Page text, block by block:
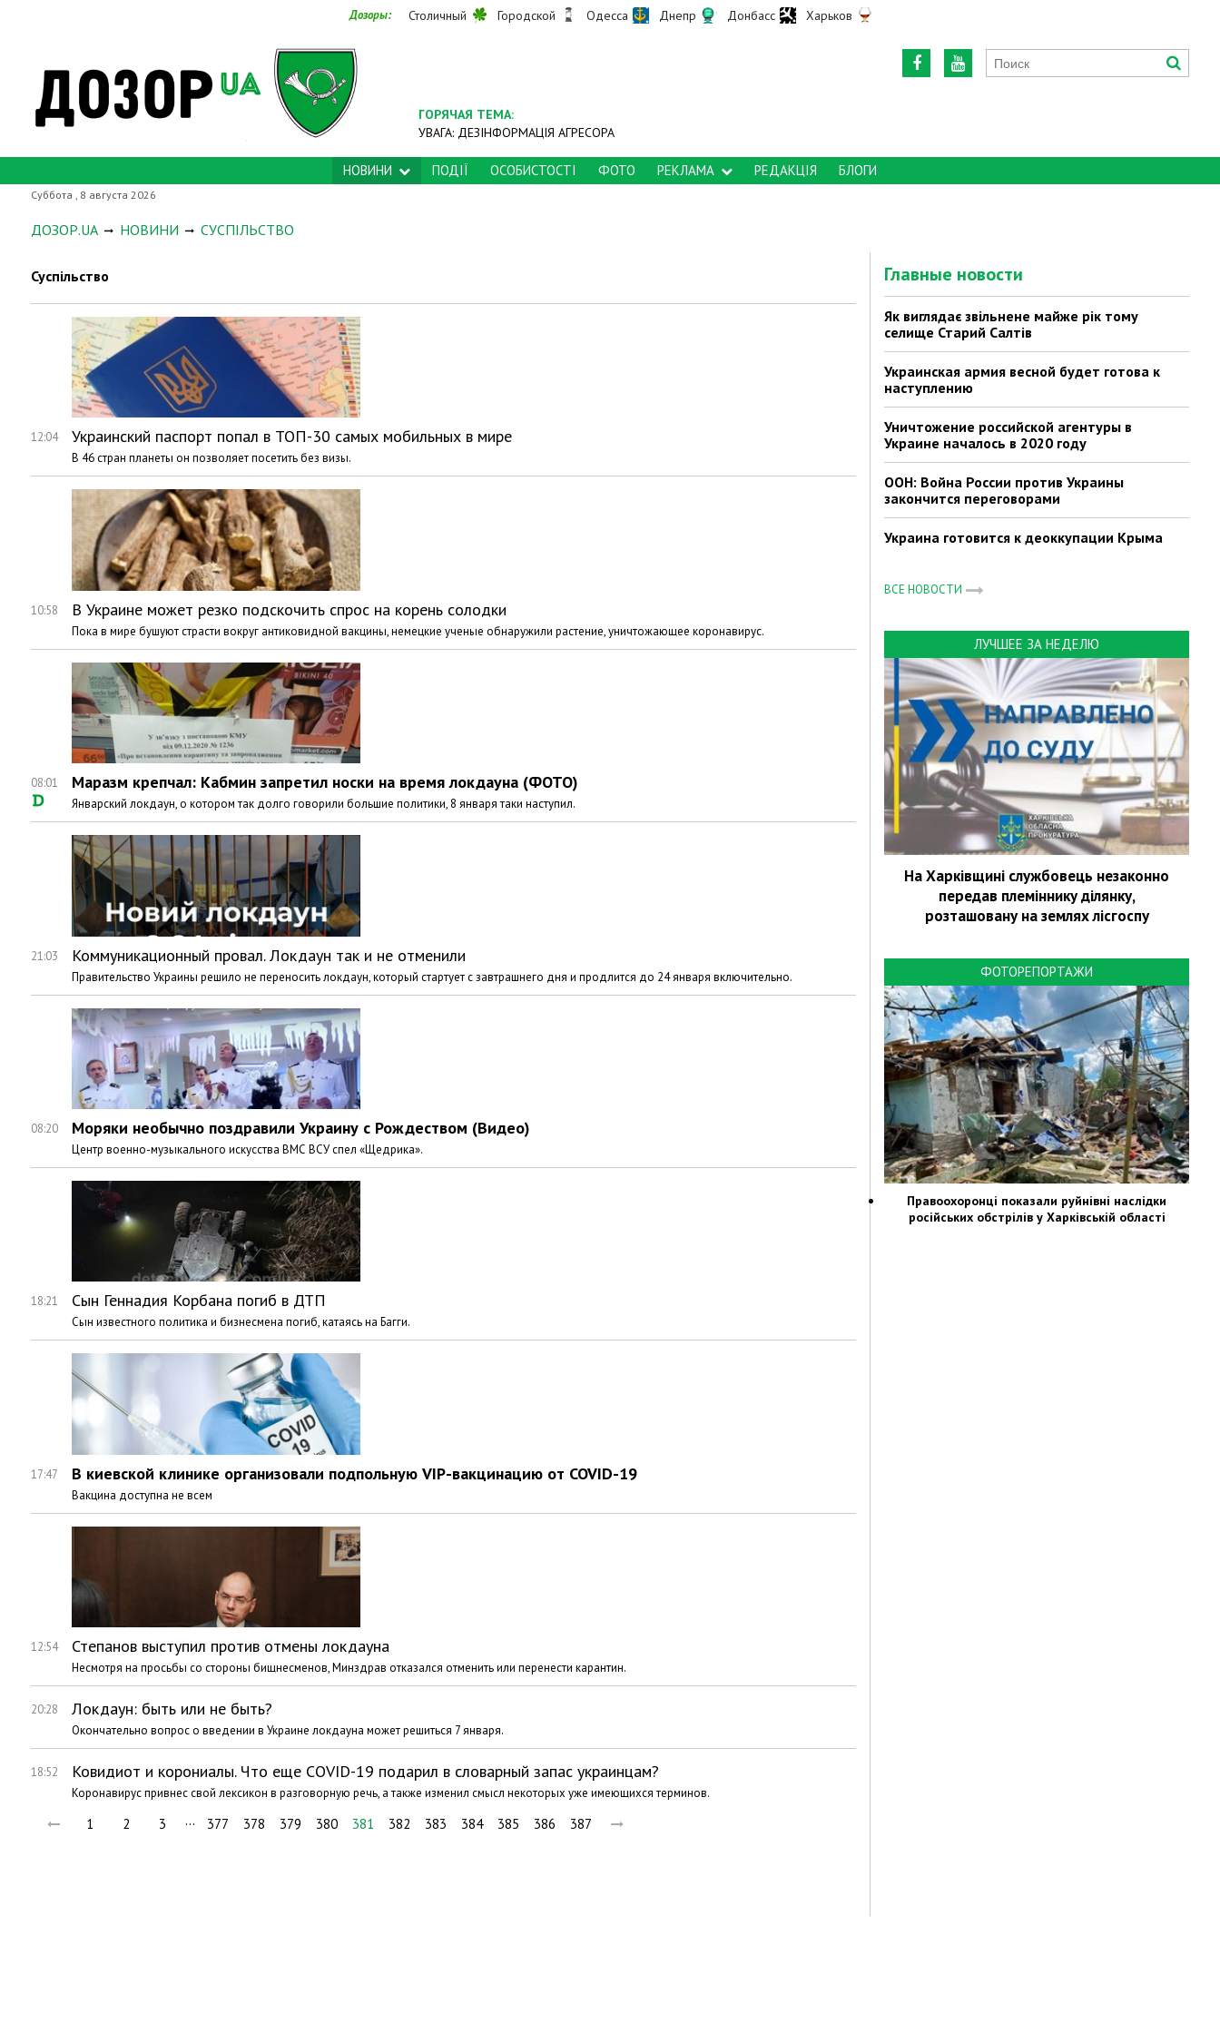
Дозоры: Столичный Городской Одесса Днепр Донбасс Харьков
ГОРЯЧАЯ ТЕМА:
УВАГА: ДЕЗІНФОРМАЦІЯ АГРЕСОРА
НОВИНИ ПОДІЇ ОСОБИСТОСТІ ФОТО РЕКЛАМА РЕДАКЦІЯ БЛОГИ
Суббота , 8 августа 2026
ДОЗОР.UA НОВИНИ СУСПІЛЬСТВО
Суспільство
12:04 Украинский паспорт попал в ТОП-30 самых мобильных в мире
В 46 стран планеты он позволяет посетить без визы.
10:58 В Украине может резко подскочить спрос на корень солодки
Пока в мире бушуют страсти вокруг антиковидной вакцины, немецкие ученые обнаружили растение, уничтожающее коронавирус.
08:01 Маразм крепчал: Кабмин запретил носки на время локдауна (ФОТО)
Январский локдаун, о котором так долго говорили большие политики, 8 января таки наступил.
21:03 Коммуникационный провал. Локдаун так и не отменили
Правительство Украины решило не переносить локдаун, который стартует с завтрашнего дня и продлится до 24 января включительно.
08:20 Моряки необычно поздравили Украину с Рождеством (Видео)
Центр военно-музыкального искусства ВМС ВСУ спел «Щедрика».
18:21 Сын Геннадия Корбана погиб в ДТП
Сын известного политика и бизнесмена погиб, катаясь на Багги.
17:47 В киевской клинике организовали подпольную VIP-вакцинацию от COVID-19
Вакцина доступна не всем
12:54 Степанов выступил против отмены локдауна
Несмотря на просьбы со стороны бищнесменов, Минздрав отказался отменить или перенести карантин.
20:28 Локдаун: быть или не быть?
Окончательно вопрос о введении в Украине локдауна может решиться 7 января.
18:52 Ковидиот и корониалы. Что еще COVID-19 подарил в словарный запас украинцам?
Коронавирус привнес свой лексикон в разговорную речь, а также изменил смысл некоторых уже имеющихся терминов.
1 2 3 … 377 378 379 380 381 382 383 384 385 386 387
Главные новости
Як виглядає звільнене майже рік тому
селище Старий Салтів
Украинская армия весной будет готова к
наступлению
Уничтожение российской агентуры в
Украине началось в 2020 году
ООН: Война России против Украины
закончится переговорами
Украина готовится к деоккупации Крыма
ВСЕ НОВОСТИ
ЛУЧШЕЕ ЗА НЕДЕЛЮ
На Харківщині службовець незаконно
передав племіннику ділянку,
розташовану на землях лісгоспу
ФОТОРЕПОРТАЖИ
Правоохоронці показали руйнівні наслідки
російських обстрілів у Харківській області